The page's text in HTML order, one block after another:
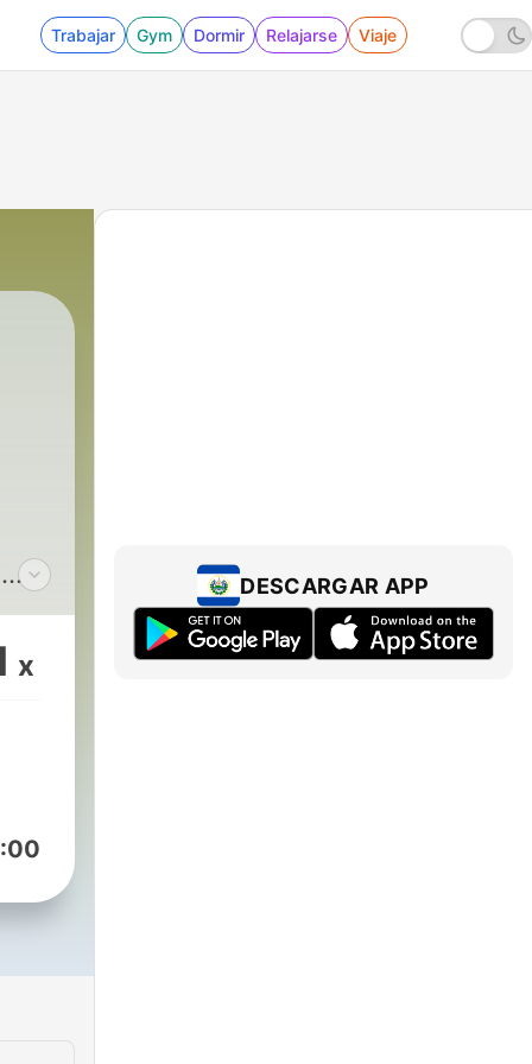
Trabajar Gym Dormir Relajarse Viaje
x
DESCARGAR APP